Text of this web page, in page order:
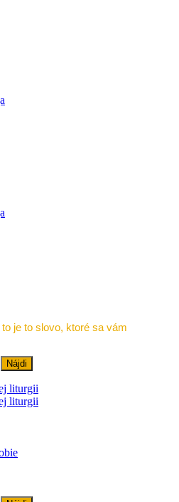
je to slovo, ktoré sa vám
liturgii
liturgii